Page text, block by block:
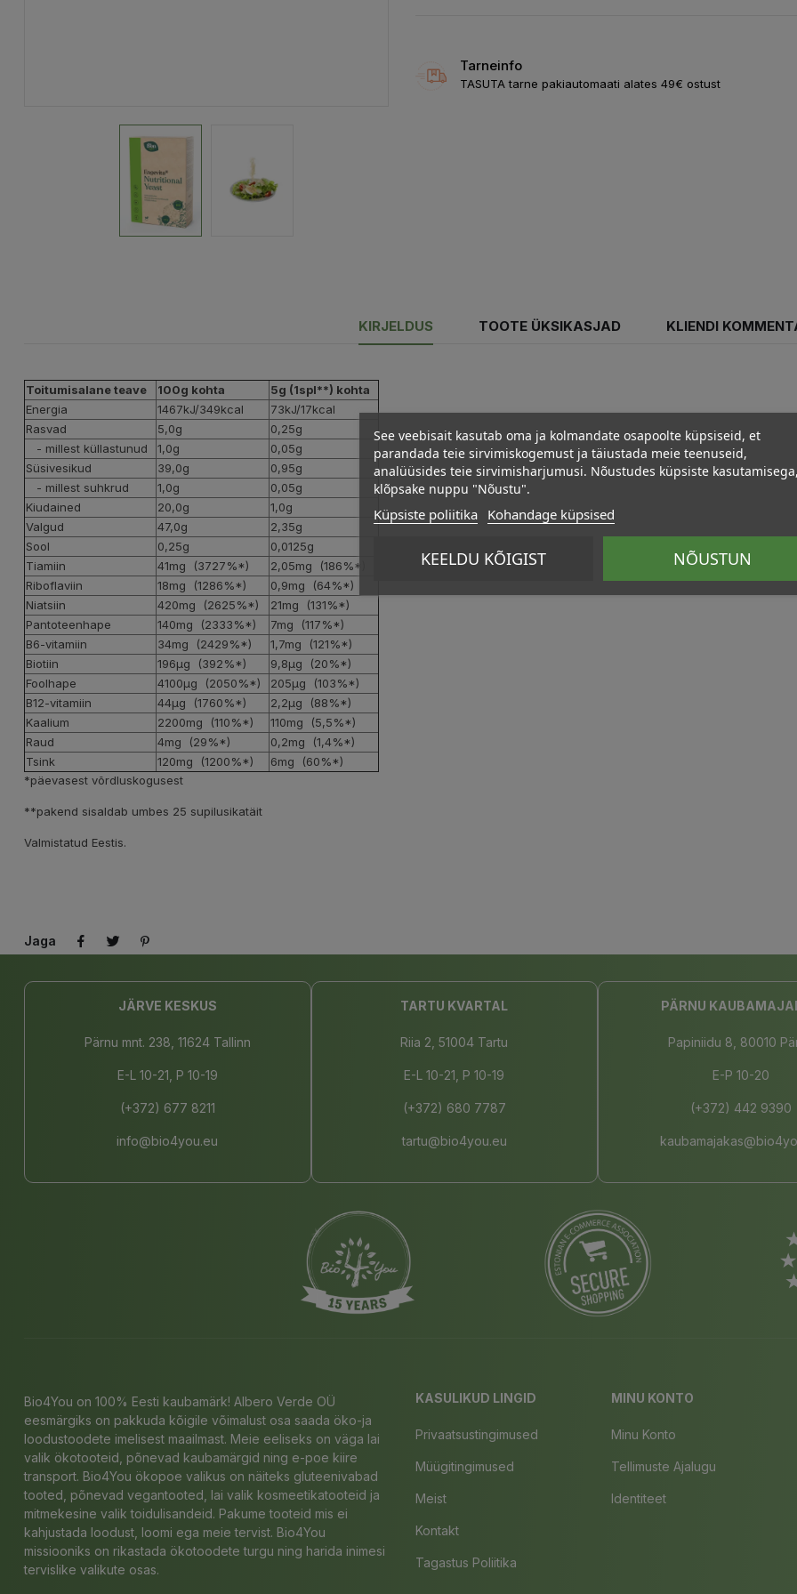
Tarneinfo
TASUTA tarne pakiautomaati alates 49€ ostust
KIRJELDUS TOOTE ÜKSIKASJAD KLIENDI
Toitumisalane teave 100g kohta
5g (1spl**) kohta
Energia
1467kJ/349kcal
73kJ/17kcal
Rasvad
5,0g
0,25g
- millest küllastunud
1,0g
0,05g
Süsivesikud
39,0g
0,95g
- millest suhkrud
1,0g
0,05g
Kiudained
20,0g
1,0g
Valgud
47,0g
2,35g
Sool
0,25g
0,0125g
Tiamiin
41mg (3727%*)
2,05mg (186%*)
Riboflaviin
18mg (1286%*)
0,9mg (64%*)
Niatsiin
420mg (2625%*)
21mg (131%*)
Pantoteenhape
140mg (2333%*)
7mg (117%*)
B6-vitamiin
34mg (2429%*)
1,7mg (121%*)
Biotiin
196µg (392%*)
9,8µg (20%*)
Foolhape
4100µg (2050%*)
205µg (103%*)
B12-vitamiin
44µg (1760%*)
2,2µg (88%*)
Kaalium
2200mg (110%*)
110mg (5,5%*)
Raud
4mg (29%*)
0,2mg (1,4%*)
Tsink
120mg (1200%*)
6mg (60%*)
*päevasest võrdluskogusest
**pakend sisaldab umbes 25 supilusikatäit
Valmistatud Eestis.
Jaga
JÄRVE KESKUS
Pärnu mnt. 238, 11624 Tallinn
E-L 10-21, P 10-19
(+372) 677 8211
info@bio4you.eu
TARTU KVARTAL
Riia 2, 51004 Tartu
E-L 10-21, P 10-19
(+372) 680 7787
tartu@bio4you.eu
PÄRNU
Papiniidu 8, 80010
E-P 10-20
(+372) 442 9390
Bio4You on 100% Eesti kaubamärk! Albero Verde OÜ
eesmärgiks on pakkuda kõigile võimalust osa saada öko-ja
loodustoodete imelisest maailmast. Meie eeliseks on väga lai
valik ökotooteid, põnevad kaubamärgid ning e-poe kiire
transport. Bio4You ökopoe valikus on näiteks gluteenivabad
tooted, põnevad vegantooted, lai valik kosmeetikatooteid ja
mitmekesine valik toidulisandeid. Pakume tooteid mis ei
kahjustada loodust, loomi ega meie tervist. Bio4You
missiooniks on rikastada ökotoodete turgu ning harida inimesi
tervislike valikute osas.
KASULIKUD LINGID
Privaatsustingimused
Müügitingimused
Meist
Kontakt
Tagastus Poliitika
MINU KONTO
Minu Konto
Tellimuste Ajalugu
Identiteet
See veebisait kasutab oma ja kolmandate osapoolte küpsiseid, et
parandada teie sirvimiskogemust ja täiustada meie teenuseid,
analüüsides teie sirvimisharjumusi. Nõustudes küpsiste
klõpsake nuppu "Nõustu".
Küpsiste poliitika Kohandage küpsised
KEELDU KÕIGIST NÕUSTUN